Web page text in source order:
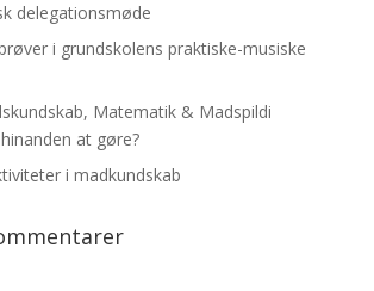
delegationsmøde
i grundskolens praktiske-musiske
Matematik & Madspildi
at gøre?
i madkundskab